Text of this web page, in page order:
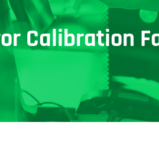
Calibration